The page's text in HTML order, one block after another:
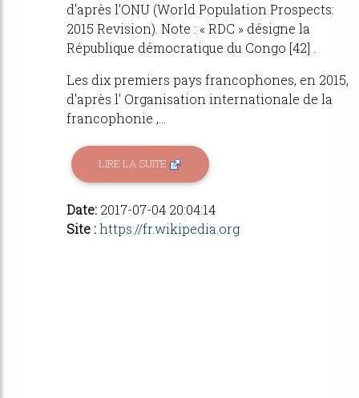
d'après l'ONU (World Population Prospects:
2015 Revision). Note : « RDC » désigne la
République démocratique du Congo [42] .
Les dix premiers pays francophones, en 2015,
d'après l' Organisation internationale de la
francophonie ,...
LIRE LA SUITE
Date: 2017-07-04 20:04:14
Site :https://fr.wikipedia.org